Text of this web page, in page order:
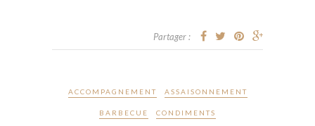
Partager :
ACCOMPAGNEMENT ASSAISONNEMENT
BARBECUE CONDIMENTS